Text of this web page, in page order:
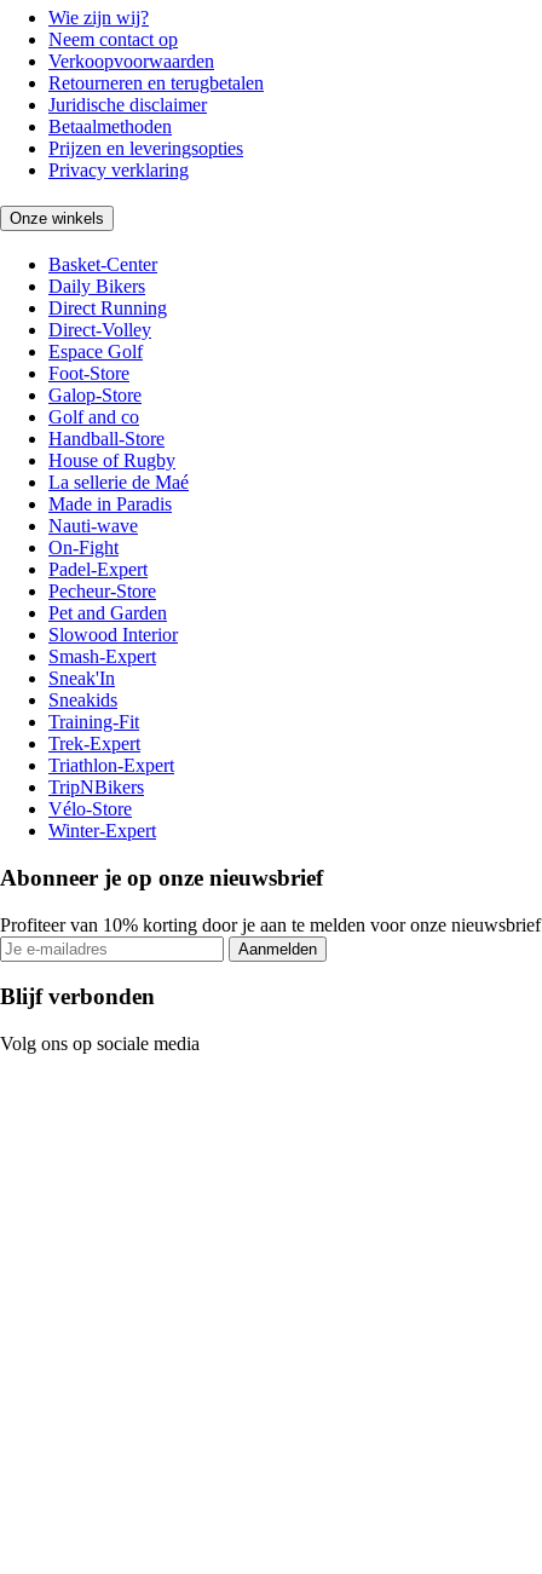
Wie zijn wij?
Neem contact op
Verkoopvoorwaarden
Retourneren en terugbetalen
Juridische disclaimer
Betaalmethoden
Prijzen en leveringsopties
Privacy verklaring
Onze winkels
Basket-Center
Daily Bikers
Direct Running
Direct-Volley
Espace Golf
Foot-Store
Galop-Store
Golf and co
Handball-Store
House of Rugby
La sellerie de Maé
Made in Paradis
Nauti-wave
On-Fight
Padel-Expert
Pecheur-Store
Pet and Garden
Slowood Interior
Smash-Expert
Sneak'In
Sneakids
Training-Fit
Trek-Expert
Triathlon-Expert
TripNBikers
Vélo-Store
Winter-Expert
Abonneer je op onze nieuwsbrief
Profiteer van 10% korting door je aan te melden voor onze nieuwsbrief
Aanmelden
Blijf verbonden
Volg ons op sociale media